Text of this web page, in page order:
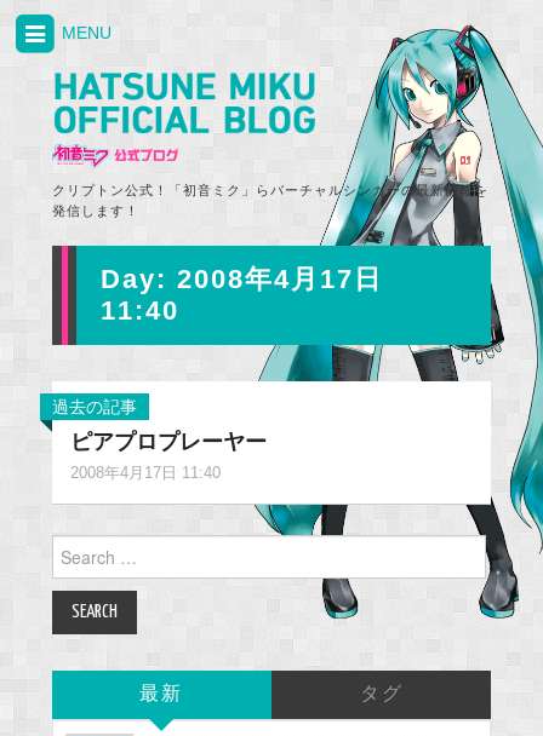
クリプトン公式！「初音ミク」らバーチャルシンガーの最新情報を
発信します！
MENU
Day: 2008年4月17日
11:40
過去の記事
ピアプロプレーヤー
2008年4月17日 11:40
Search
for:
最新 タグ